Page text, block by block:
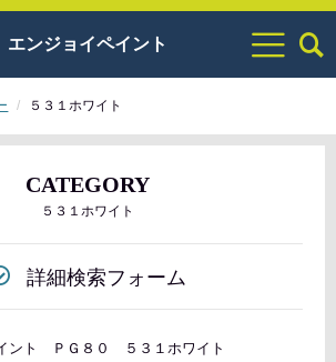
エンジョイペイント
５３１ホワイト
CATEGORY
５３１ホワイト
詳細検索フォーム
ント ＰＧ８０ ５３１ホワイト